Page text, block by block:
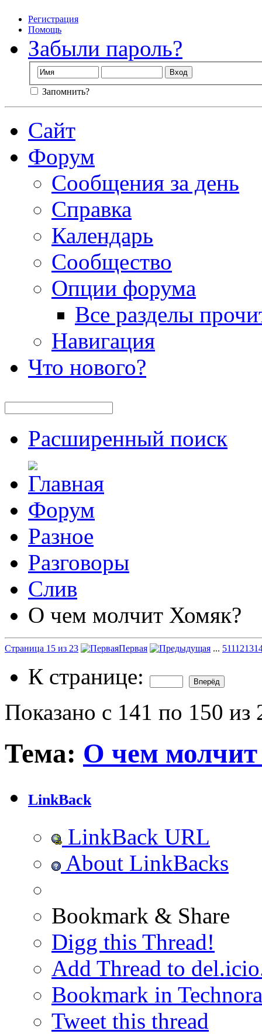
Регистрация
Помощь
Забыли пароль?
Запомнить?
Сайт
Форум
Сообщения за день
Справка
Календарь
Сообщество
Опции форума
Все разделы
Навигация
Что нового?
Расширенный поиск
Форум
Разное
Разговоры
Слив
О чем молчит Хомяк?
Страница 15 из 23 Первая ... 5111213
К странице:
Показано с 141 по 150 из
Тема: О чем
LinkBack
LinkBack URL
About LinkBacks
Bookmark & Share
Digg this Thread!
Add Thread to
Bookmark in
Tweet this thread